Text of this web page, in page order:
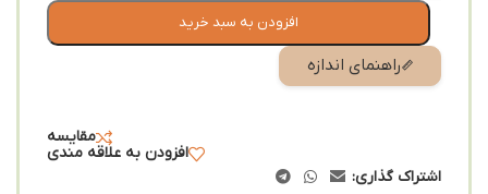
افزودن به سبد خرید
راهنمای اندازه
مقایسه
افزودن به علاقه مندی
اشتراک گذاری: